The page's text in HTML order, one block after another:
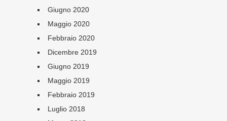
Giugno 2020
Maggio 2020
Febbraio 2020
Dicembre 2019
Giugno 2019
Maggio 2019
Febbraio 2019
Luglio 2018